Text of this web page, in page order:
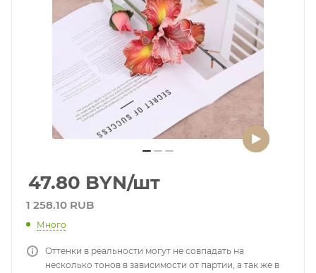
47.80 BYN/шт
1 258.10 RUB
Много
Оттенки в реальности могут не совпадать на
несколько тонов в зависимости от партии, а так же в